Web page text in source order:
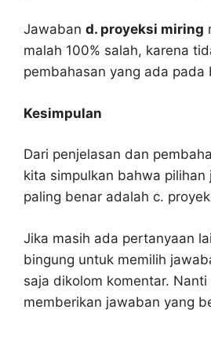
Jawaban d. proyeksi miring
malah 100% salah, karena
pembahasan yang ada pada
Kesimpulan
Dari penjelasan dan
kita simpulkan bahwa pilihan
paling benar adalah c.
Jika masih ada pertanyaan
bingung untuk memilih
saja dikolom komentar.
memberikan jawaban yang